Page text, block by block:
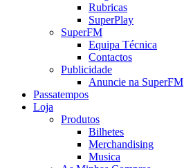
Rubricas
SuperPlay
SuperFM
Equipa Técnica
Contactos
Publicidade
Anuncie na SuperFM
Passatempos
Loja
Produtos
Bilhetes
Merchandising
Musica